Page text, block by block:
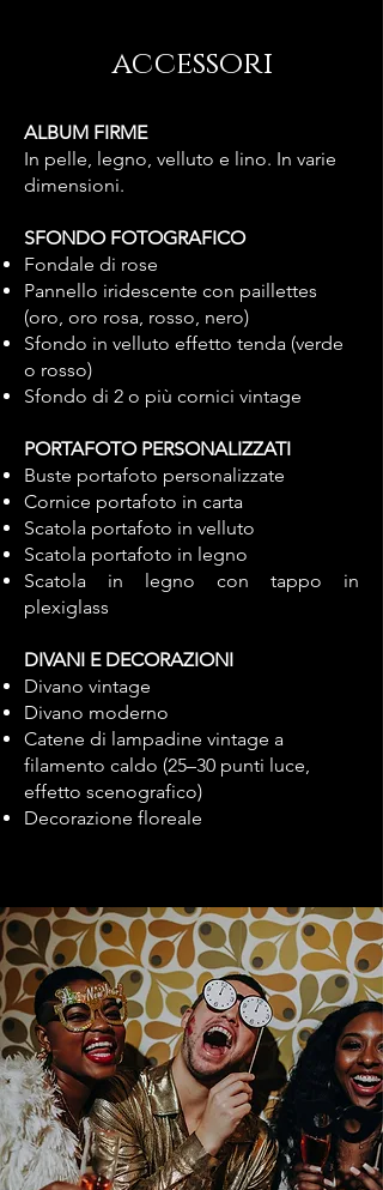
accessori
ALBUM FIRME
In pelle, legno, velluto e lino. In varie
dimensioni.
SFONDO FOTOGRAFICO
Fondale di rose
Pannello iridescente con paillettes
(oro, oro rosa, rosso, nero)
Sfondo in velluto effetto tenda (verde
o rosso)
Sfondo di 2 o più cornici vintage
PORTAFOTO PERSONALIZZATI
Buste portafoto personalizzate
Cornice portafoto in carta
Scatola portafoto in velluto
Scatola portafoto in legno
Scatola in legno con tappo in
plexiglass
DIVANI E DECORAZIONI
Divano vintage
Divano moderno
Catene di lampadine vintage a
filamento caldo (25–30 punti luce,
effetto scenografico)
Decorazione floreale